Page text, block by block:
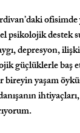
psikolojik destek
depresyon,
güçlüklerle baş
bireyin yaşam